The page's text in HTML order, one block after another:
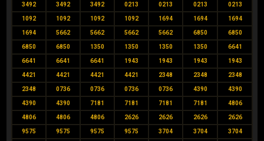
3492 3492 3492 0213 0213 0213 0213
1092 1092 1092 1092 1694 1694 1694
1694 5662 5662 5662 5662 6850 6850
6850 6850 1350 1350 1350 1350 6641
6641 6641 6641 1943 1943 1943 1943
4421 4421 4421 4421 2348 2348 2348
2348 0736 0736 0736 0736 4390 4390
4390 4390 7181 7181 7181 7181 4806
4806 4806 4806 2626 2626 2626 2626
9575 9575 9575 9575 3704 3704 3704